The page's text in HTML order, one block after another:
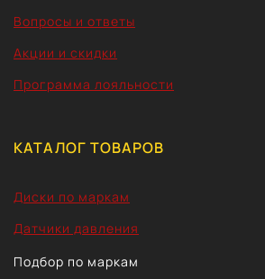
Вопросы и ответы
Акции и скидки
Программа лояльности
КАТАЛОГ ТОВАРОВ
Диски по маркам
Датчики давления
Подбор по маркам